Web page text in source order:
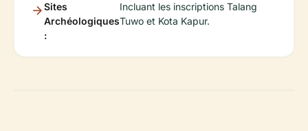
Sites
Archéologiques
:
Incluant les inscriptions Talang
Tuwo et Kota Kapur.